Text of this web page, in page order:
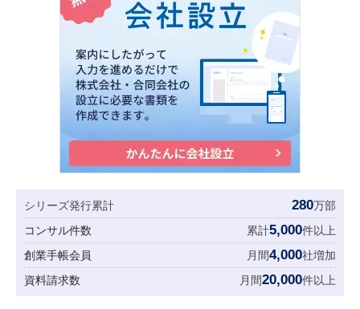
シリーズ発行累計 280万部
コンサル件数
累計5,000件以上
創業手帳会員
月間4,000社増加
資料請求数
月間20,000件以上